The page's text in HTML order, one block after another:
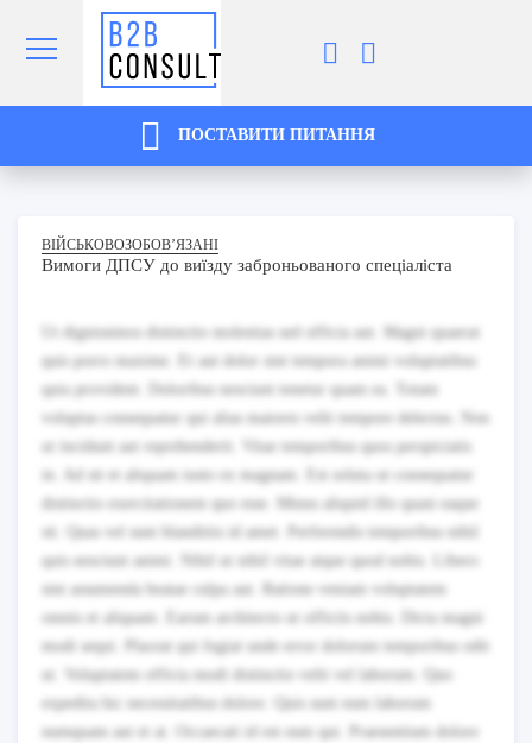
ПОСТАВИТИ ПИТАННЯ
ВІЙСЬКОВОЗОБОВ’ЯЗАНІ
Вимоги ДПСУ до виїзду заброньованого спеціаліста
Ut dignissimos distinctio molestias sed officia aut. Magni quaerat
quis porro maxime. Et aut dolor sint tempora animi voluptatibus
quia provident. Doloribus nesciunt tenetur quam ea. Totam
voluptas consequatur qui alias maiores velit tempore delectus. Non
ut incidunt aut reprehenderit. Vitae temporibus quos perspiciatis
in. Ad sit et aliquam iusto ex magnam. Est soluta ut consequatur
distinctio exercitationem quo esse. Minus aliquid illo quasi eaque
sit. Quas vel sunt blanditiis id amet. Perferendis temporibus nihil
quis nesciunt animi. Nihil ut nihil vitae atque quod nobis. Libero
sint assumenda beatae culpa aut. Ratione veniam voluptatem
omnis et aliquam. Earum architecto ut officiis nobis. Dicta magni
modi sequi. Placeat qui fugiat unde error dolorum temporibus odit
ut. Voluptatem officia modi distinctio velit vel laborum. Quo
expedita hic necessitatibus dolore. Quis sunt eum laborum
numquam aut et at. Occaecati id est eum qui. Praesentium dolore